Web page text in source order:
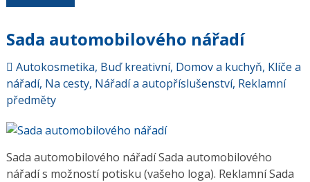
Sada automobilového nářadí
Autokosmetika, Buď kreativní, Domov a kuchyň, Klíče a
nářadí, Na cesty, Nářadí a autopříslušenství, Reklamní
předměty
Sada automobilového nářadí Sada automobilového
nářadí s možností potisku (vašeho loga). Reklamní Sada